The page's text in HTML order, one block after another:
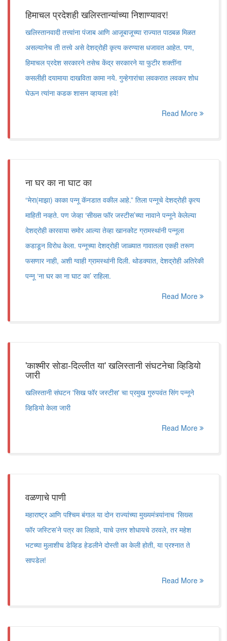
हिमाचल प्रदेशही खलिस्तान्यांच्या निशाण्यावर!
खलिस्तानवादी तत्त्वांना पंजाब आणि आजूबाजूच्या राज्यात पाठबळ मिळत
असल्यानेच ती तत्त्वे असे देशद्रोही कृत्य करण्यास धजावत आहेत. पण,
हिमाचल प्रदेश सरकारने तसेच केंद्र सरकारने या फुटीर शक्तींना
कसलीही दयामाया दाखविता कामा नये. गुन्हेगारांचा लवकरात लवकर शोध
घेऊन त्यांना कडक शासन व्हायला हवे!
Read More
ना घर का ना घाट का
“मेरा(माझा) काका पन्नू कॅनडात वकील आहे.” तिला पन्नूचे देशद्रोही कृत्य
माहिती नव्हते. पण जेव्हा ‘सीख्स फॉर जस्टीस’च्या नावाने पन्नूने केलेल्या
देशद्रोही कारवाया समोर आल्या तेव्हा खानकोट ग्रामस्थांनी पन्नूला
कडाडून विरोध केला. पन्नूच्या देशद्रोही जाळ्यात गावातला एकही तरूण
फसणार नाही, अशी ग्वाही ग्रामस्थांनी दिली. थोडक्यात, देशद्रोही अतिरेकी
पन्नू ‘ना घर का ना घाट का’ राहिला.
Read More
'काश्मीर सोडा-दिल्लीत या' खलिस्तानी संघटनेचा व्हिडियो
जारी
खलिस्तानी संघटन 'सिख फॉर जस्टीस' चा प्रमुख गुरुपवंत सिंग पन्नूने
व्हिडियो केला जारी
Read More
वळणाचे पाणी
महाराष्ट्र आणि पश्चिम बंगाल या दोन राज्यांच्या मुख्यमंत्र्यांनाच ‘सिख्स
फॉर जस्टिस’ने पत्र का लिहावे, याचे उत्तर शोधायचे ठरवले, तर महेश
भटच्या मुलाशीच डेव्हिड हेडलीने दोस्ती का केली होती, या प्रश्नात ते
सापडेल!
Read More